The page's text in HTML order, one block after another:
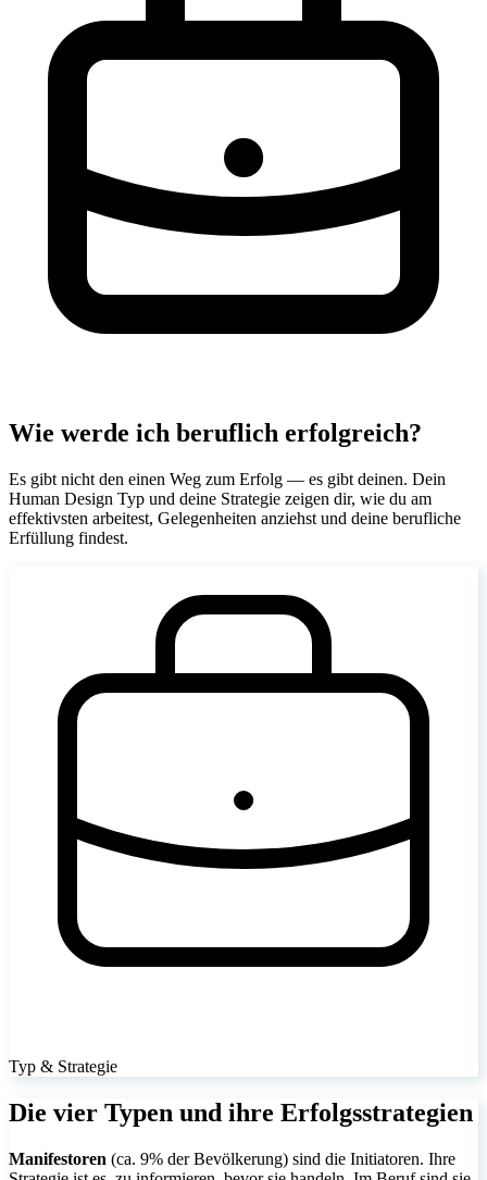
Wie werde ich beruflich erfolgreich?
Es gibt nicht den einen Weg zum Erfolg — es gibt deinen. Dein
Human Design Typ und deine Strategie zeigen dir, wie du am
effektivsten arbeitest, Gelegenheiten anziehst und deine berufliche
Erfüllung findest.
Typ & Strategie
Die vier Typen und ihre Erfolgsstrategien
Manifestoren (ca. 9% der Bevölkerung) sind die Initiatoren. Ihre